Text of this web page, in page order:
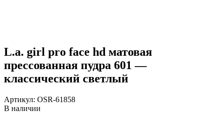
L.a. girl pro face hd матовая
прессованная пудра 601 —
классический светлый
Артикул: OSR-61858
В наличии